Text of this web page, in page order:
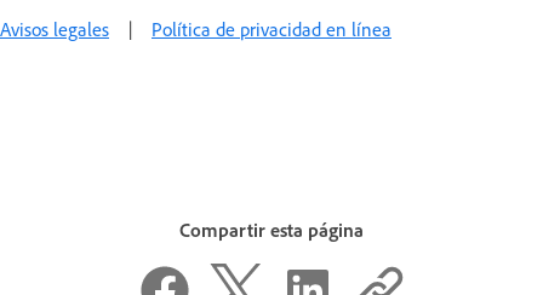
Avisos legales | Política de privacidad en línea
Compartir esta página